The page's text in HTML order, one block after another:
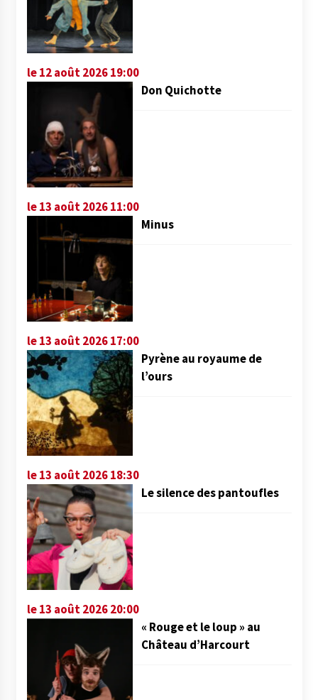
le 12 août 2026 19:00
Don Quichotte
le 13 août 2026 11:00
Minus
le 13 août 2026 17:00
Pyrène au royaume de
l’ours
le 13 août 2026 18:30
Le silence des pantoufles
le 13 août 2026 20:00
« Rouge et le loup » au
Château d’Harcourt